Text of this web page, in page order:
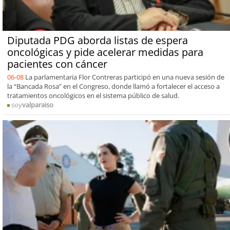
Diputada PDG aborda listas de espera
oncológicas y pide acelerar medidas para
pacientes con cáncer
06-08 La parlamentaria Flor Contreras participó en una nueva sesión de
la “Bancada Rosa” en el Congreso, donde llamó a fortalecer el acceso a
tratamientos oncológicos en el sistema público de salud.
soyvalparaiso